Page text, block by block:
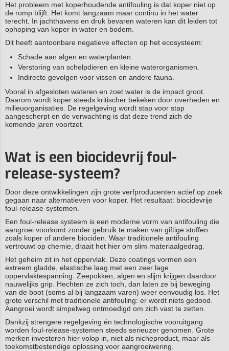
Het probleem met koperhoudende antifouling is dat koper niet op
de romp blijft. Het komt langzaam maar continu in het water
terecht. In jachthavens en druk bevaren wateren kan dit leiden tot
ophoping van koper in water en bodem.
Dit heeft aantoonbare negatieve effecten op het ecosysteem:
Schade aan algen en waterplanten.
Verstoring van schelpdieren en kleine waterorganismen.
Indirecte gevolgen voor vissen en andere fauna.
Vooral in afgesloten wateren en zoet water is de impact groot.
Daarom wordt koper steeds kritischer bekeken door overheden en
milieuorganisaties. De regelgeving wordt stap voor stap
aangescherpt en de verwachting is dat deze trend zich de
komende jaren voortzet.
Wat is een biocidevrij foul-
release-systeem?
Door deze ontwikkelingen zijn grote verfproducenten actief op zoek
gegaan naar alternatieven voor koper. Het resultaat: biocidevrije
foul‑release-systemen.
Een foul‑release systeem is een moderne vorm van antifouling die
aangroei voorkomt zonder gebruik te maken van giftige stoffen
zoals koper of andere biociden. Waar traditionele antifouling
vertrouwt op chemie, draait het hier om slim materiaalgedrag.
Het geheim zit in het oppervlak. Deze coatings vormen een
extreem gladde, elastische laag met een zeer lage
oppervlaktespanning. Zeepokken, algen en slijm krijgen daardoor
nauwelijks grip. Hechten ze zich toch, dan laten ze bij beweging
van de boot (soms al bij langzaam varen) weer eenvoudig los. Het
grote verschil met traditionele antifouling: er wordt niets gedood.
Aangroei wordt simpelweg ontmoedigd om zich vast te zetten.
Dankzij strengere regelgeving én technologische vooruitgang
worden foul‑release-systemen steeds serieuzer genomen. Grote
merken investeren hier volop in, niet als nicheproduct, maar als
toekomstbestendige oplossing voor aangroeiwering.